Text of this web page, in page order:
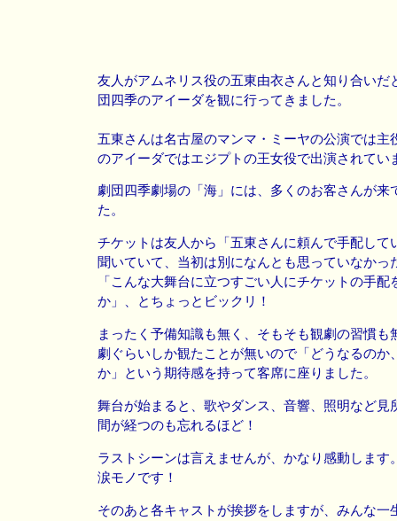
友人がアムネリス役の五東由衣さんと知り合いだ
団四季のアイーダを観に行ってきました。
五東さんは名古屋のマンマ・ミーヤの公演では主
のアイーダではエジプトの王女役で出演されてい
劇団四季劇場の「海」には、多くのお客さんが来
た。
チケットは友人から「五東さんに頼んで手配して
聞いていて、当初は別になんとも思っていなかっ
「こんな大舞台に立つすごい人にチケットの手配
か」、とちょっとビックリ！
まったく予備知識も無く、そもそも観劇の習慣も
劇ぐらいしか観たことが無いので「どうなるのか
か」という期待感を持って客席に座りました。
舞台が始まると、歌やダンス、音響、照明など見
間が経つのも忘れるほど！
ラストシーンは言えませんが、かなり感動します
涙モノです！
そのあと各キャストが挨拶をしますが、みんな一